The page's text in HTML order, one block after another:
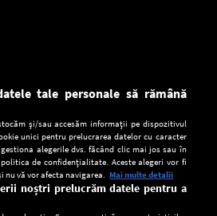
Europa FM pentru smartphone:
tale personale să rămână
și/sau accesăm informații pe dispozitivul
unici pentru prelucrarea datelor cu caracter
alegerile dvs. făcând clic mai jos sau în
de confidențialitate. Aceste alegeri vor fi
vă vor afecta navigarea. Mai multe detalii
noștri prelucrăm datele pentru a